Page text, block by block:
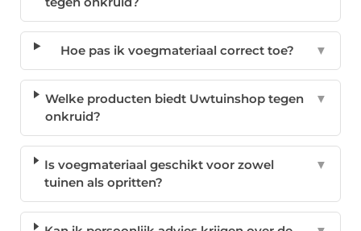
Hoe pas ik voegmateriaal correct toe? ▼
Welke producten biedt Uwtuinshop tegen
onkruid?
▼
Is voegmateriaal geschikt voor zowel
tuinen als opritten?
▼